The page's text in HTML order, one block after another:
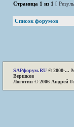
Страница 1 из 1 [
Список форумов
SAPфорум.RU © 2000-...
Вершков
Логотип © 2006 Андрей